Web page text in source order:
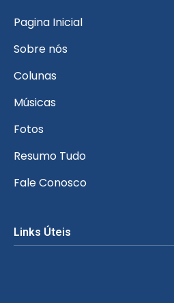
Pagina Inicial
Sobre nós
Colunas
Músicas
Fotos
Resumo Tudo
Fale Conosco
Links Úteis